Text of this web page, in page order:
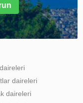
daireleri
daireleri